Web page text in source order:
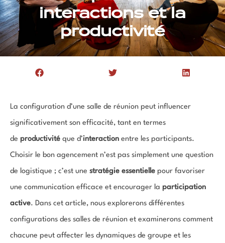
interactions et la
productivité
La configuration d’une salle de réunion peut influencer
significativement son efficacité, tant en termes
de productivité que d’interaction entre les participants.
Choisir le bon agencement n’est pas simplement une question
de logistique ; c’est une stratégie essentielle pour favoriser
une communication efficace et encourager la participation
active. Dans cet article, nous explorerons différentes
configurations des salles de réunion et examinerons comment
chacune peut affecter les dynamiques de groupe et les